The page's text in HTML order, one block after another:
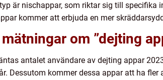
är nischappar, som riktar sig till
kommer att erbjuda en mer
om ”dejting
antalet användare av dejting appar
Dessutom kommer dessa appar att ha